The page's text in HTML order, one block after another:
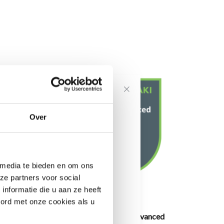
Over
te bieden en om ons
partners voor social
die u aan ze heeft
met onze cookies als u
Cisco Meraki MX95 Advanced
onze